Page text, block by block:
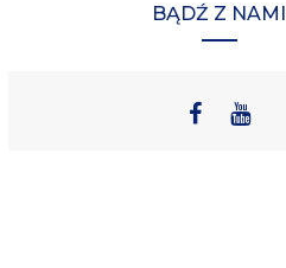
BĄDŹ Z NAMI